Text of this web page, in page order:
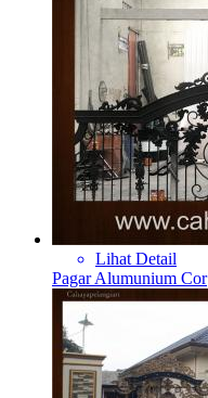
Lihat Detail
Pagar Alumunium Cor